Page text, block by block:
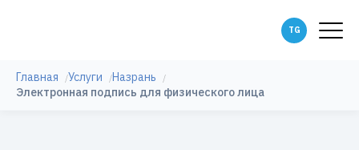
Главная Услуги
Назрань
Электронная подпись для физического лица